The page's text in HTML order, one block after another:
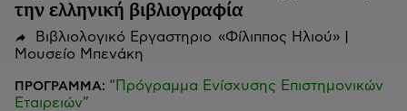
την ελληνική βιβλιογραφία
Βιβλιολογικό Εργαστηριο «Φίλιππος Ηλιού» |
Μουσείο Μπενάκη
ΠΡΟΓΡΑΜΜΑ: “Πρόγραμμα Ενίσχυσης Επιστημονικών
Εταιρειών”